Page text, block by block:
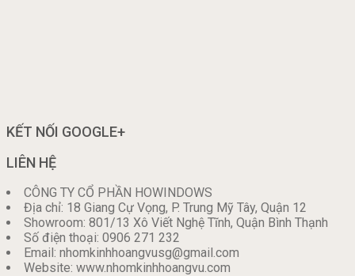
KẾT NỐI GOOGLE+
LIÊN HỆ
CÔNG TY CỔ PHẦN HOWINDOWS
Địa chỉ: 18 Giang Cự Vọng, P. Trung Mỹ Tây, Quận 12
Showroom: 801/13 Xô Viết Nghệ Tĩnh, Quận Bình Thạnh
Số điện thoại: 0906 271 232
Email: nhomkinhhoangvusg@gmail.com
Website: www.nhomkinhhoangvu.com